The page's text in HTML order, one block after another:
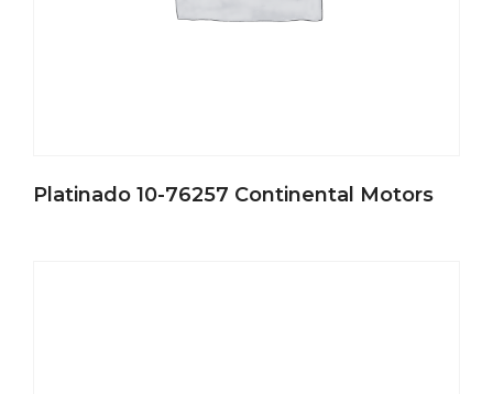
Platinado 10-76257 Continental Motors